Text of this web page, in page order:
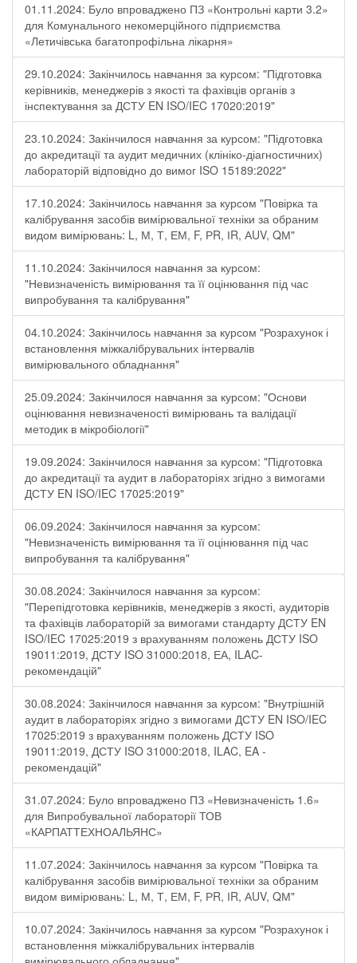
01.11.2024: Було впроваджено ПЗ «Контрольні карти 3.2»
для Комунального некомерційного підприємства
«Летичівська багатопрофільна лікарня»
29.10.2024: Закінчилось навчання за курсом: "Підготовка
керівників, менеджерів з якості та фахівців органів з
інспектування за ДСТУ EN ISO/IEC 17020:2019"
23.10.2024: Закінчилося навчання за курсом: "Підготовка
до акредитації та аудит медичних (клініко-діагностичних)
лабораторій відповідно до вимог ISO 15189:2022"
17.10.2024: Закінчилось навчання за курсом "Повірка та
калібрування засобів вимірювальної техніки за обраним
видом вимірювань: L, М, Т, ЕМ, F, РR, ІR, АUV, QМ"
11.10.2024: Закінчилося навчання за курсом:
"Невизначеність вимірювання та її оцінювання під час
випробування та калібрування"
04.10.2024: Закінчилось навчання за курсом "Розрахунок і
встановлення міжкалібрувальних інтервалів
вимірювального обладнання"
25.09.2024: Закінчилося навчання за курсом: "Основи
оцінювання невизначеності вимірювань та валідації
методик в мікробіології"
19.09.2024: Закінчилося навчання за курсом: "Підготовка
до акредитації та аудит в лабораторіях згідно з вимогами
ДСТУ EN ISO/IEC 17025:2019"
06.09.2024: Закінчилося навчання за курсом:
"Невизначеність вимірювання та її оцінювання під час
випробування та калібрування"
30.08.2024: Закінчилося навчання за курсом:
"Перепідготовка керівників, менеджерів з якості, аудиторів
та фахівців лабораторій за вимогами стандарту ДСТУ EN
ISO/IEC 17025:2019 з врахуванням положень ДСТУ ISO
19011:2019, ДСТУ ISO 31000:2018, ЕА, ILAC-
рекомендацій"
30.08.2024: Закінчилося навчання за курсом: "Внутрішній
аудит в лабораторіях згідно з вимогами ДСТУ EN ISO/IEC
17025:2019 з врахуванням положень ДСТУ ISO
19011:2019, ДСТУ ISO 31000:2018, ILAC, EA -
рекомендацій"
31.07.2024: Було впроваджено ПЗ «Невизначеність 1.6»
для Випробувальної лабораторії ТОВ
«КАРПАТТЕХНОАЛЬЯНС»
11.07.2024: Закінчилось навчання за курсом "Повірка та
калібрування засобів вимірювальної техніки за обраним
видом вимірювань: L, М, Т, ЕМ, F, РR, ІR, АUV, QМ"
10.07.2024: Закінчилось навчання за курсом "Розрахунок і
встановлення міжкалібрувальних інтервалів